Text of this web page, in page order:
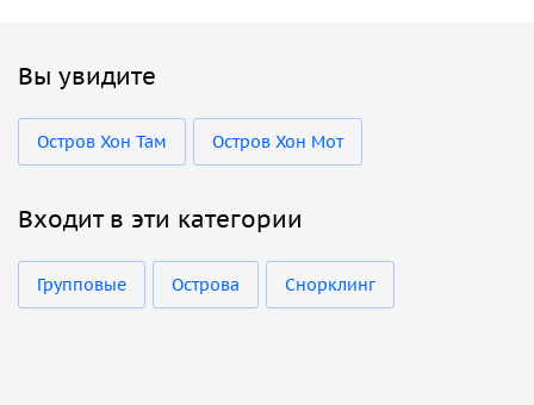
Вы увидите
Остров Хон Там Остров Хон Мот
Входит в эти категории
Групповые Острова Снорклинг